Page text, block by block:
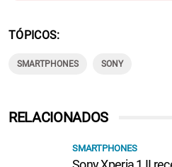
TÓPICOS
SMARTPHONES SONY
RELACIONADOS
SMARTPHONES